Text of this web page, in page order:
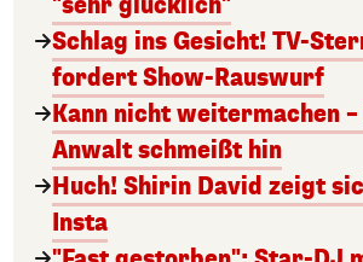
Schlag ins Gesicht! TV-
fordert Show-Rauswurf
Kann nicht weitermachen
Anwalt schmeißt hin
Huch! Shirin David zeigt
Insta